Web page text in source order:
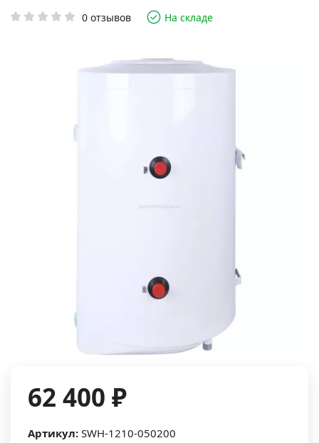
0 отзывов На складе
62 400 ₽
Артикул: SWH-1210-050200